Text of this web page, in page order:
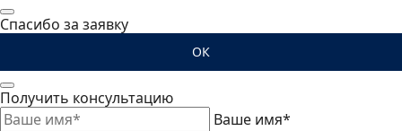
Спасибо за заявку
ОК
Получить консультацию
Ваше имя*